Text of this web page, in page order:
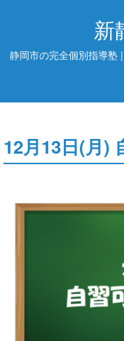
新
静岡市の完全個別指導塾
12月13日(月)